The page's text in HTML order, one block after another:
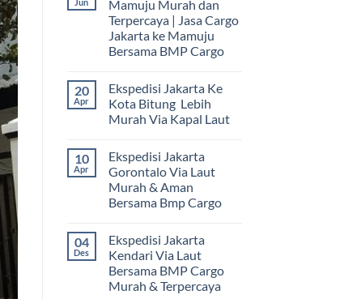
Jun
Mamuju Murah dan
Terpercaya | Jasa Cargo
Jakarta ke Mamuju
Bersama BMP Cargo
komentar
pada
Ekspedisi
Jakarta
dan
Terpercaya
|
Jasa
Cargo
Jakarta
Bersama
BMP
Cargo
20
Apr
Ekspedisi Jakarta Ke
Kota Bitung Lebih
Murah Via Kapal Laut
komentar
pada
Ekspedisi
Jakarta
Ke
Kota
Murah
Via
Kapal
Laut
10
Apr
Ekspedisi Jakarta
Gorontalo Via Laut
Murah & Aman
Bersama Bmp Cargo
komentar
pada
Ekspedisi
Jakarta
Gorontalo
Via
04
Des
Ekspedisi Jakarta
Kendari Via Laut
Bersama BMP Cargo
Murah & Terpercaya